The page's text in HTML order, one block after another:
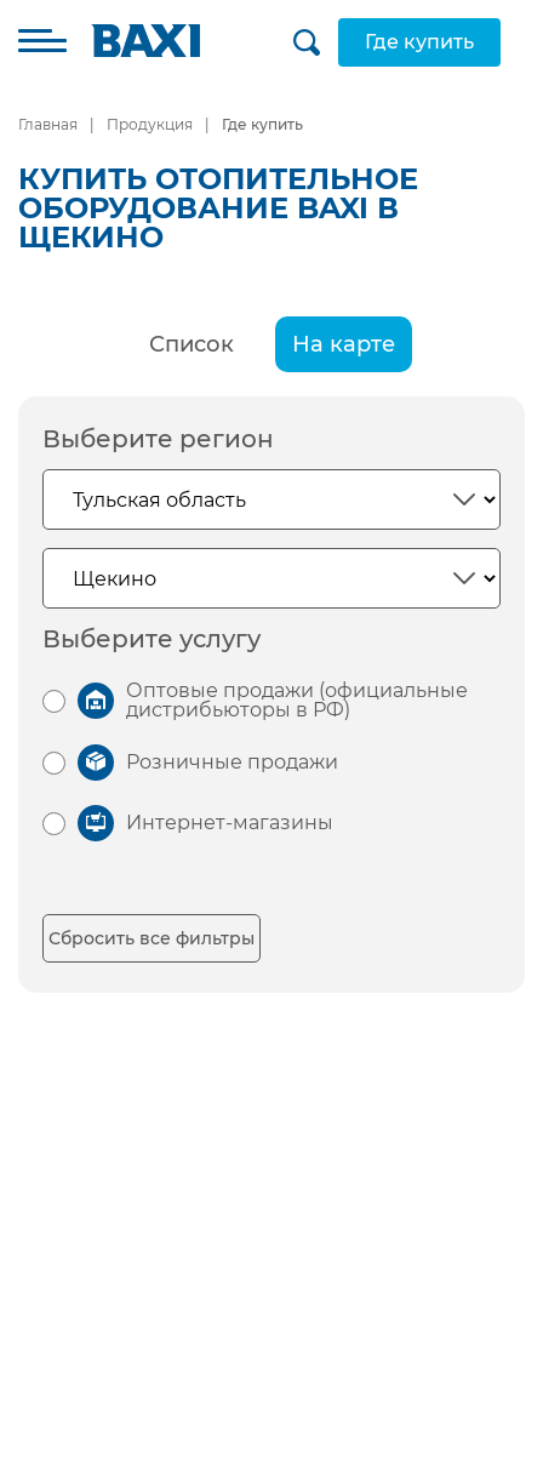
Где купить
Главная Продукция Где купить
КУПИТЬ ОТОПИТЕЛЬНОЕ
ОБОРУДОВАНИЕ BAXI В
ЩЕКИНО
Список На карте
Выберите регион
Выберите услугу
Оптовые продажи (официальные
дистрибьюторы в РФ)
Розничные продажи
Интернет-магазины
Сбросить все фильтры